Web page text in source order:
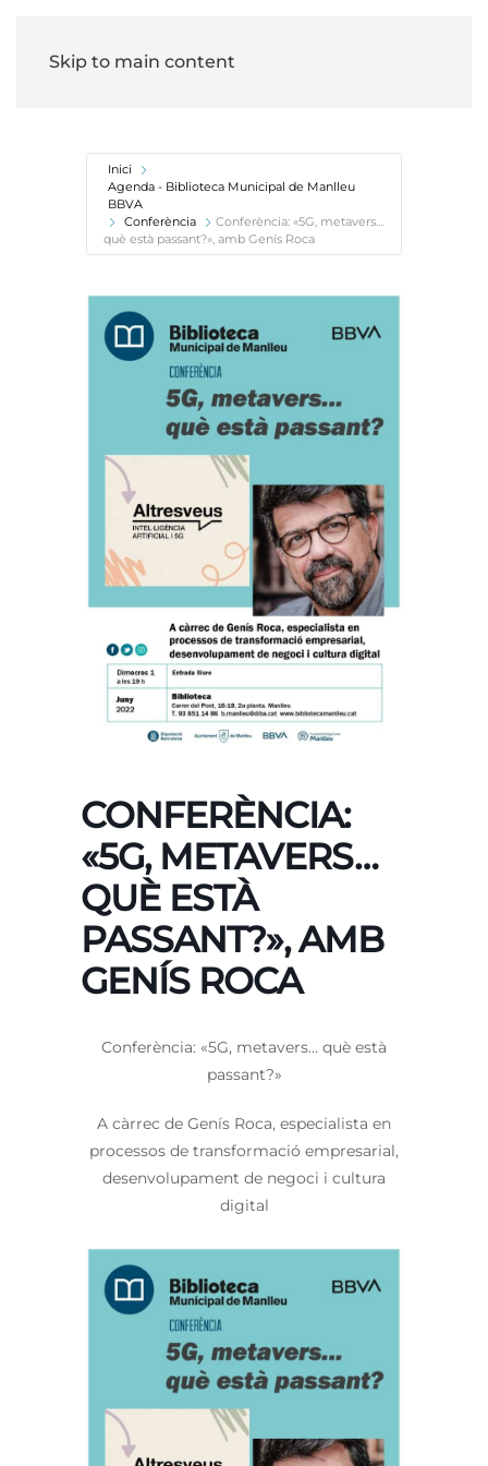
Skip to main content
Inici
Agenda - Biblioteca Municipal de Manlleu
BBVA
Conferència
Conferència: «5G, metavers…
què està passant?», amb Genís Roca
CONFERÈNCIA:
«5G, METAVERS…
QUÈ ESTÀ
PASSANT?», AMB
GENÍS ROCA
Conferència: «5G, metavers… què està
passant?»
A càrrec de Genís Roca, especialista en
processos de transformació empresarial,
desenvolupament de negoci i cultura
digital